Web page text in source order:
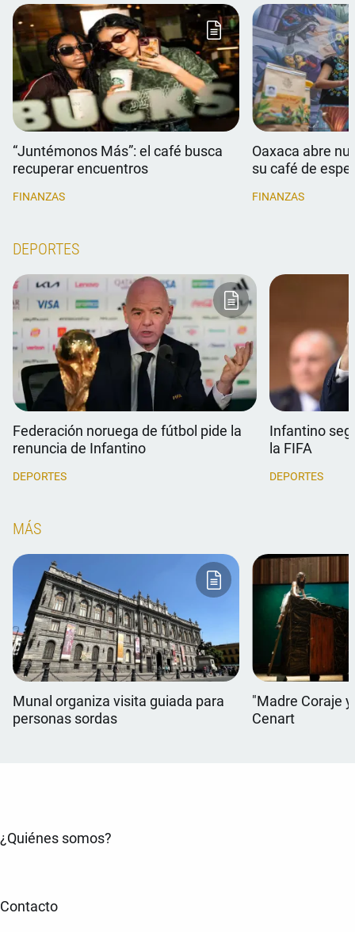
“Juntémonos Más”: el café busca
recuperar encuentros
FINANZAS
Oaxaca abre
su café de
FINANZAS
DEPORTES
Federación noruega de fútbol pide la
renuncia de Infantino
DEPORTES
Infantino
la FIFA
DEPORTES
MÁS
Munal organiza visita guiada para
personas sordas
"Madre Coraje
Cenart
¿Quiénes somos?
Contacto